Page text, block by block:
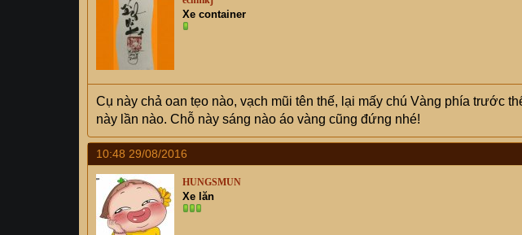
Xe container
Cụ này chả oan tẹo nào, vạch mũi tên thế, lại mấy chú Vàng phía trước
này lần nào. Chỗ này sáng nào áo vàng cũng đứng nhé!
10:48 29/08/2016
HUNGSMUN
Xe lăn